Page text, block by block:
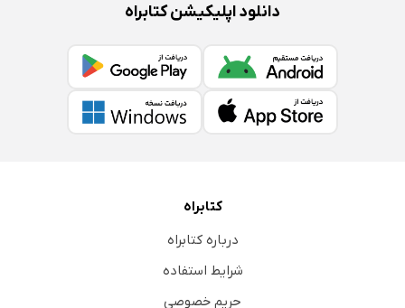
دانلود اپلیکیشن کتابراه
کتابراه
درباره کتابراه
شرایط استفاده
حریم خصوصی